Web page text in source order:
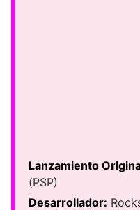
Lanzamiento
(PSP)
Desarrollador: